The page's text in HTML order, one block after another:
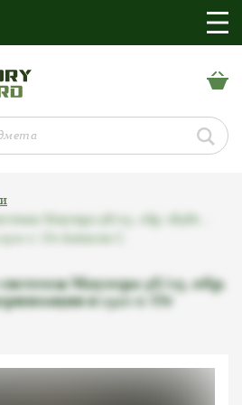
Маузера 98/05, обр.
в 1920 г. От